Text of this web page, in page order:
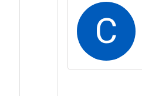
C